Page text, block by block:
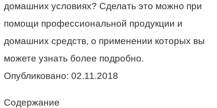
домашних условиях? Сделать это можно при
помощи профессиональной продукции и
домашних средств, о применении которых вы
можете узнать более подробно.
Опубликовано: 02.11.2018
Содержание